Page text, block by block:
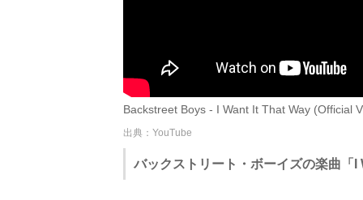
Backstreet Boys - I Want It That Way (Official
出典：YouTube
バックストリート・ボーイズの楽曲「I